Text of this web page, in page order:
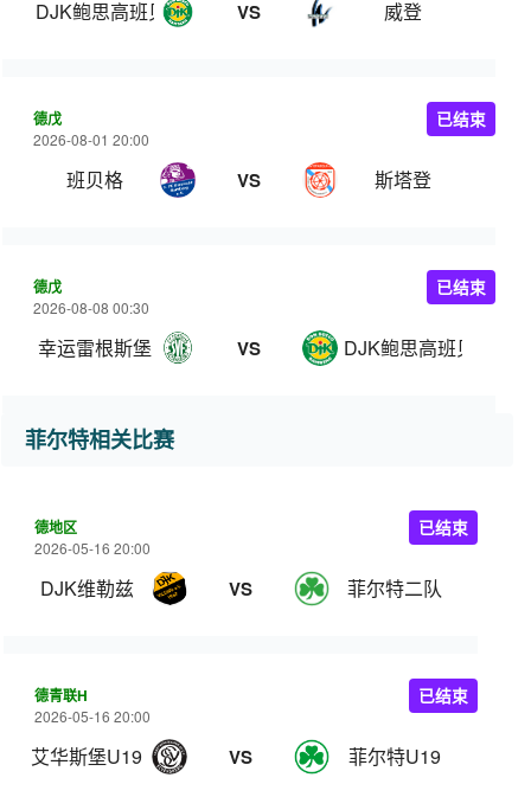
DJK鲍思高班贝格 VS 威登
德戊
2026-08-01 20:00
班贝格 VS 斯塔登
已结束
德戊
2026-08-08 00:30
幸运雷根斯堡 VS DJK鲍思高班贝格
已结束
菲尔特相关比赛
德地区
2026-05-16 20:00
DJK维勒兹 VS 菲尔特二队
已结束
德青联H
2026-05-16 20:00
艾华斯堡U19 VS 菲尔特U19
已结束